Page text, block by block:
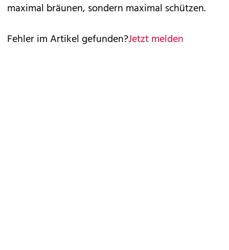
maximal bräunen, sondern maximal schützen.
Fehler im Artikel gefunden?Jetzt melden